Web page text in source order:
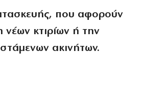
, που αφορούν
νέων κτιρίων ή την
ακινήτων.